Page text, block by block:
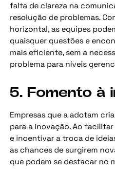
falta de clareza na
resolução de problemas.
horizontal, as equipes
quaisquer questões e
mais eficiente, sem a
problema para níveis
5. Fomento à
Empresas que a adotam
para a inovação. Ao
e incentivar a troca de
as chances de surgirem
que podem se destacar no